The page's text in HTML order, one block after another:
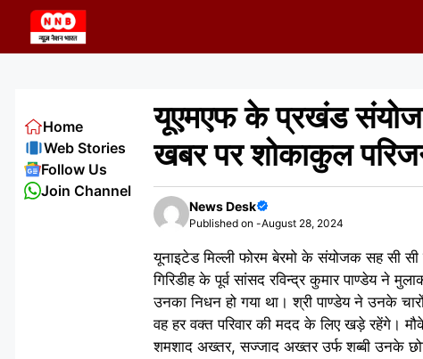
content
यूएमएफ के प्रखंड
खबर पर शोकाकुल
News Desk
Published on -August 28, 2024
यूनाइटेड मिल्ली फोरम बेरमो के संयोजक सह सी
गिरिडीह के पूर्व सांसद रविन्द्र कुमार पाण्डेय ने
उनका निधन हो गया था। श्री पाण्डेय ने उनके
वह हर वक्त परिवार की मदद के लिए खड़े रहेंगे।
शमशाद अख्तर, सज्जाद अख्तर उर्फ शब्बी उनके
Home
Web Stories
Follow Us
Join Channel